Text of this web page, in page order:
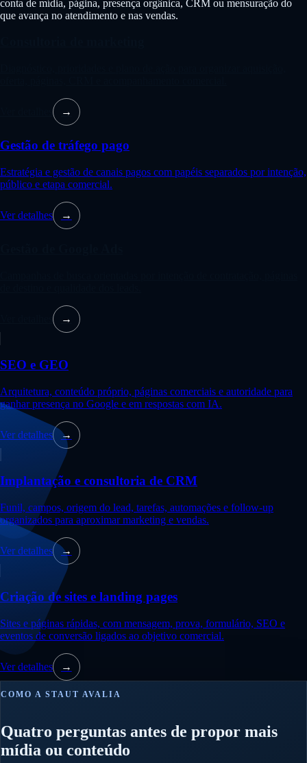
conta de mídia, página, presença orgânica, CRM ou mensuração do
que avança no atendimento e nas vendas.
→
Gestão de tráfego pago
Estratégia e gestão de canais pagos com papéis separados por intenção,
público e etapa comercial.
Ver detalhes →
→
SEO e GEO
Arquitetura, conteúdo próprio, páginas comerciais e autoridade para
ganhar presença no Google e em respostas com IA.
Ver detalhes →
Implantação e consultoria de CRM
Funil, campos, origem do lead, tarefas, automações e follow-up
organizados para aproximar marketing e vendas.
Ver detalhes →
Criação de sites e landing pages
Sites e páginas rápidas, com mensagem, prova, formulário, SEO e
eventos de conversão ligados ao objetivo comercial.
Ver detalhes →
COMO A STAUT AVALIA
Quatro perguntas antes de propor mais
mídia ou conteúdo